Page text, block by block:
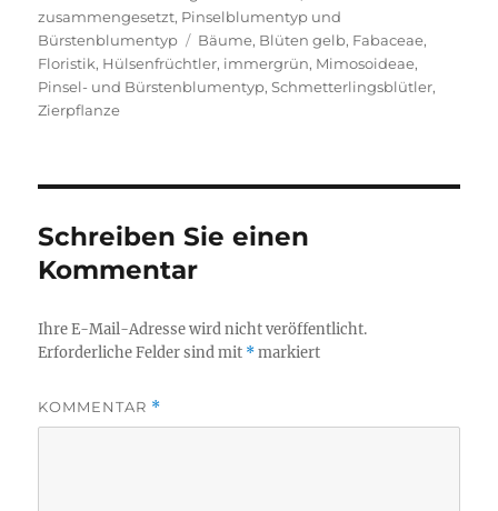
zusammengesetzt, Pinselblumentyp und
Bürstenblumentyp
Schlagwörter
Bäume, Blüten gelb, Fabaceae,
Floristik, Hülsenfrüchtler, immergrün, Mimosoideae,
Pinsel- und Bürstenblumentyp,Schmetterlingsblütler,
Zierpflanze
Schreiben Sie einen
Kommentar
Ihre E-Mail-Adresse wird nicht veröffentlicht.
Erforderliche Felder sind mit *markiert
KOMMENTAR *